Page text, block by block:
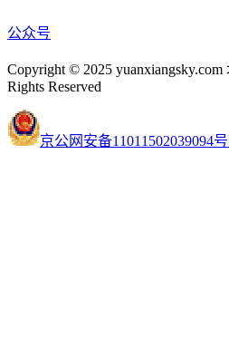
公众号
Copyright © 2025
Rights Reserved
京公网安备11011502039094号